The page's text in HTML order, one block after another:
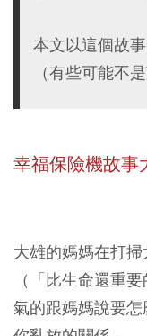
本文以這個故
（有些可能不
幸福保險機故事
大雄的媽媽在打
（「比生命還重
氣的跟媽媽說要